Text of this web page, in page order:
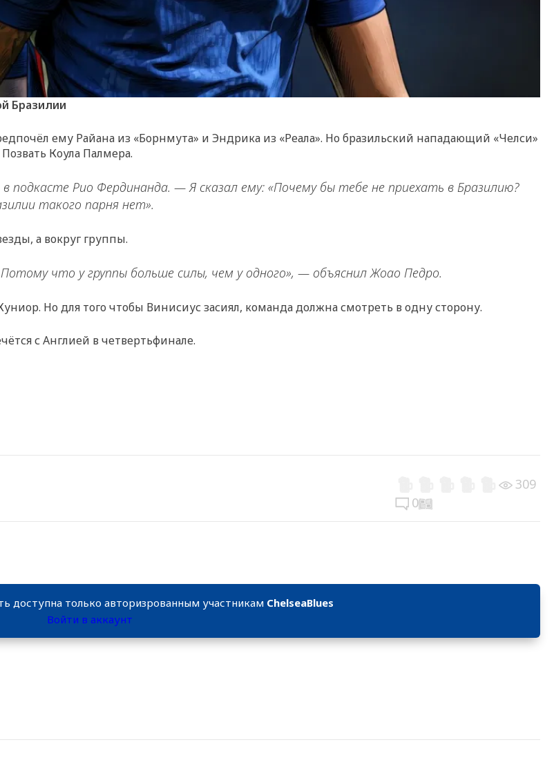
Бразилии
ему Райана из «Борнмута» и Эндрика из «Реала». Но бразильский нападающий «Челси»
Коула Палмера.
Рио Фердинанда. — Я сказал ему: «Почему бы тебе не приехать в Бразилию?
такого парня нет».
а вокруг группы.
Потому что у группы больше силы, чем у одного», — объяснил Жоао Педро.
Но для того чтобы Винисиус засиял, команда должна смотреть в одну сторону.
с Англией в четвертьфинале.
309
0
доступна только авторизрованным участникам ChelseaBlues
Войти в аккаунт